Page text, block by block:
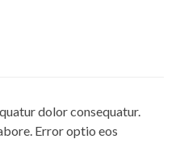
dolor consequatur.
Error optio eos